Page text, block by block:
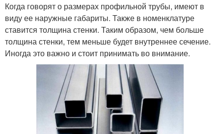
Когда говорят о размерах профильной трубы, имеют в
виду ее наружные габариты. Также в номенклатуре
ставится толщина стенки. Таким образом, чем больше
толщина стенки, тем меньше будет внутреннее сечение.
Иногда это важно и стоит принимать во внимание.